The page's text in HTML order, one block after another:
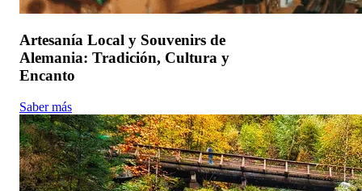
Artesanía Local y Souvenirs de
Alemania: Tradición, Cultura y
Encanto
Saber más